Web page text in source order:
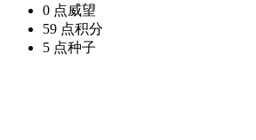
0 点威望
59 点积分
5 点种子